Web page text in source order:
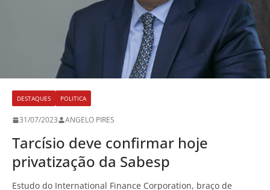
DESTAQUES POLITICA
31/07/2023 ANGELO PIRES
Tarcísio deve confirmar hoje
privatização da Sabesp
Estudo do International Finance Corporation, braço de